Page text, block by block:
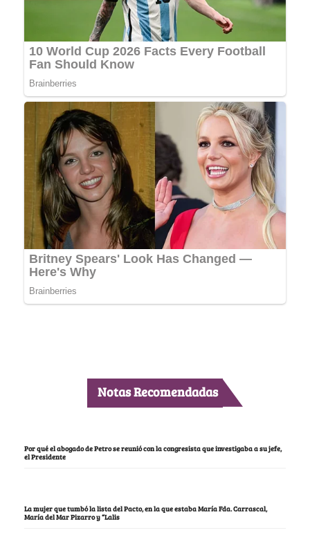
Notas Recomendadas
Por qué el abogado de Petro se reunió con la congresista que investigaba a su jefe,
el Presidente
La mujer que tumbó la lista del Pacto, en la que estaba María Fda. Carrascal,
María del Mar Pizarro y “Lalis